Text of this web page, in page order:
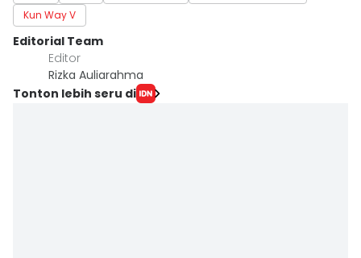
Kun Way V
Editorial Team
Editor
Rizka Auliarahma
Tonton lebih seru di